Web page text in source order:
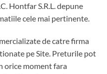
Hontfar S.R.L. depune
cele mai pertinente.
de catre firma
pe Site. Preturile pot
orice moment fara